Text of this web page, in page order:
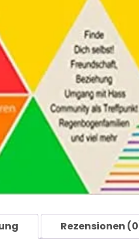
Rezensionen